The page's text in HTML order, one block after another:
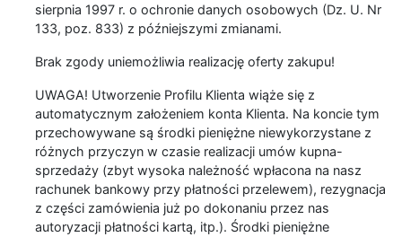
sierpnia 1997 r. o ochronie danych osobowych (Dz. U. Nr
133, poz. 833) z późniejszymi zmianami.
Brak zgody uniemożliwia realizację oferty zakupu!
UWAGA! Utworzenie Profilu Klienta wiąże się z
automatycznym założeniem konta Klienta. Na koncie tym
przechowywane są środki pieniężne niewykorzystane z
różnych przyczyn w czasie realizacji umów kupna-
sprzedaży (zbyt wysoka należność wpłacona na nasz
rachunek bankowy przy płatności przelewem), rezygnacja
z części zamówienia już po dokonaniu przez nas
autoryzacji płatności kartą, itp.). Środki pieniężne